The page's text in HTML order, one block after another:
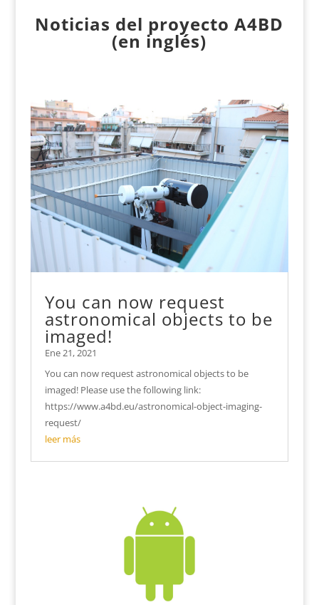
Noticias del proyecto A4BD
(en inglés)
You can now request
astronomical objects to be
imaged!
Ene 21, 2021
You can now request astronomical objects to be
imaged! Please use the following link:
https://www.a4bd.eu/astronomical-object-imaging-
request/
leer más